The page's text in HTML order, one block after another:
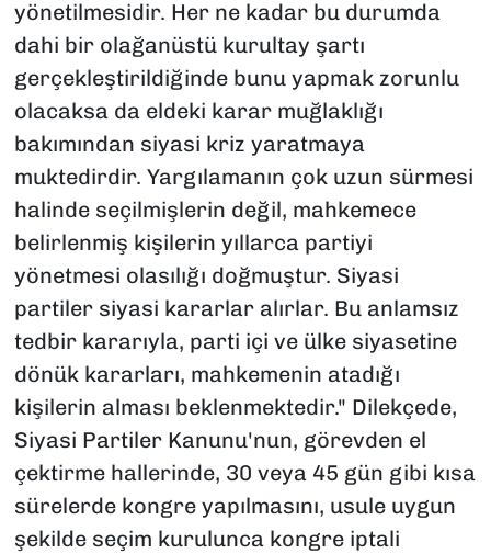
yönetilmesidir. Her ne kadar bu durumda
dahi bir olağanüstü kurultay şartı
gerçekleştirildiğinde bunu yapmak zorunlu
olacaksa da eldeki karar muğlaklığı
bakımından siyasi kriz yaratmaya
muktedirdir. Yargılamanın çok uzun sürmesi
halinde seçilmişlerin değil, mahkemece
belirlenmiş kişilerin yıllarca partiyi
yönetmesi olasılığı doğmuştur. Siyasi
partiler siyasi kararlar alırlar. Bu anlamsız
tedbir kararıyla, parti içi ve ülke siyasetine
dönük kararları, mahkemenin atadığı
kişilerin alması beklenmektedir." Dilekçede,
Siyasi Partiler Kanunu'nun, görevden el
çektirme hallerinde, 30 veya 45 gün gibi kısa
sürelerde kongre yapılmasını, usule uygun
şekilde seçim kurulunca kongre iptali